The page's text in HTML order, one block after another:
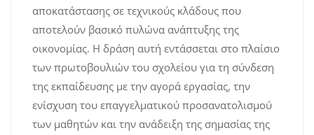
αποκατάστασης σε τεχνικούς κλάδους που
αποτελούν βασικό πυλώνα ανάπτυξης της
οικονομίας. Η δράση αυτή εντάσσεται στο πλαίσιο
των πρωτοβουλιών του σχολείου για τη σύνδεση
της εκπαίδευσης με την αγορά εργασίας, την
ενίσχυση του επαγγελματικού προσανατολισμού
των μαθητών και την ανάδειξη της σημασίας της